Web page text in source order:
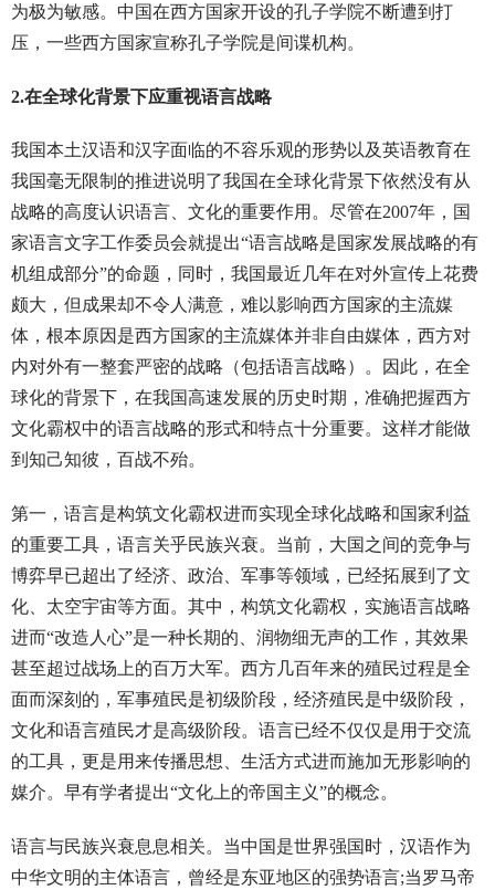
为极为敏感。中国在西方国家开设的孔子学院不断遭到打
压，一些西方国家宣称孔子学院是间谍机构。
2.在全球化背景下应重视语言战略
我国本土汉语和汉字面临的不容乐观的形势以及英语教育在
我国毫无限制的推进说明了我国在全球化背景下依然没有从
战略的高度认识语言、文化的重要作用。尽管在2007年，国
家语言文字工作委员会就提出“语言战略是国家发展战略的有
机组成部分”的命题，同时，我国最近几年在对外宣传上花费
颇大，但成果却不令人满意，难以影响西方国家的主流媒
体，根本原因是西方国家的主流媒体并非自由媒体，西方对
内对外有一整套严密的战略（包括语言战略）。因此，在全
球化的背景下，在我国高速发展的历史时期，准确把握西方
文化霸权中的语言战略的形式和特点十分重要。这样才能做
到知己知彼，百战不殆。
第一，语言是构筑文化霸权进而实现全球化战略和国家利益
的重要工具，语言关乎民族兴衰。当前，大国之间的竞争与
博弈早已超出了经济、政治、军事等领域，已经拓展到了文
化、太空宇宙等方面。其中，构筑文化霸权，实施语言战略
进而“改造人心”是一种长期的、润物细无声的工作，其效果
甚至超过战场上的百万大军。西方几百年来的殖民过程是全
面而深刻的，军事殖民是初级阶段，经济殖民是中级阶段，
文化和语言殖民才是高级阶段。语言已经不仅仅是用于交流
的工具，更是用来传播思想、生活方式进而施加无形影响的
媒介。早有学者提出“文化上的帝国主义”的概念。
语言与民族兴衰息息相关。当中国是世界强国时，汉语作为
中华文明的主体语言，曾经是东亚地区的强势语言;当罗马帝